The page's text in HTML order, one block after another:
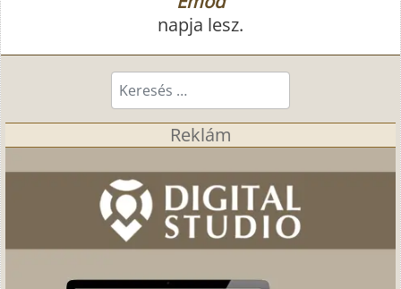
napja lesz.
Keresés...
Reklám